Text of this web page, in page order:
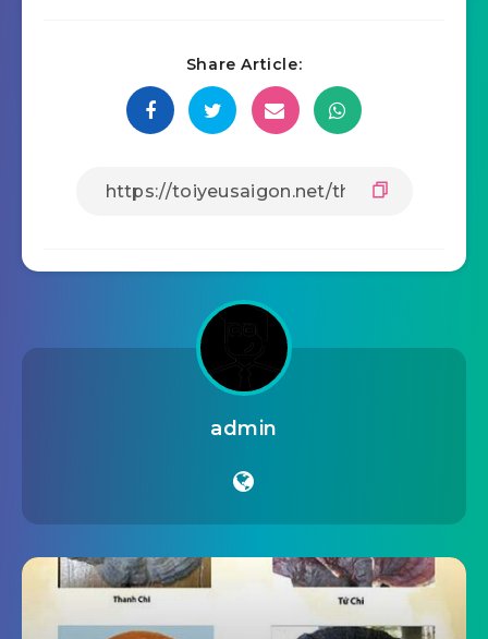
Share Article:
admin